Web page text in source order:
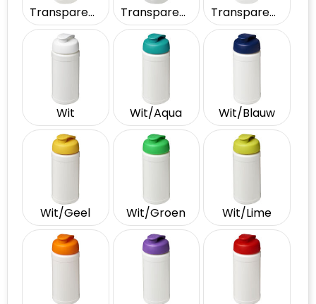
Transparent/Rood Transparent/Wit Transparent/Zwart
Wit Wit/Aqua Wit/Blauw
Wit/Geel Wit/Groen Wit/Lime